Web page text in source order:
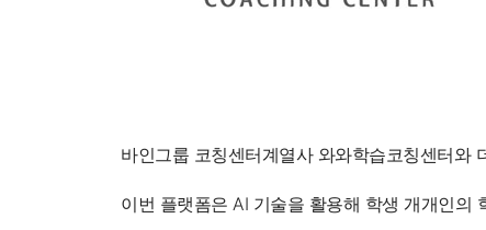
News News
바인그룹 코칭센터계열사 와와학습코칭센터와
이번 플랫폼은 AI 기술을 활용해 학생 개개인의